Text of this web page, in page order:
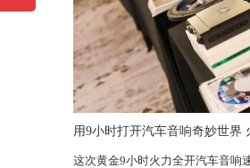
用9小时打开汽车音响奇妙世界
这次黄金9小时火力全开汽车音响